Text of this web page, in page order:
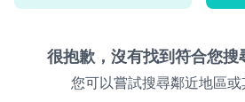
很抱歉，沒有找到符合您搜
您可以嘗試搜尋鄰近地區或